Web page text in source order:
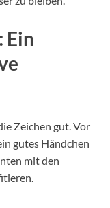
Ein
Zeichen gut. Vor
gutes Händchen
mit den